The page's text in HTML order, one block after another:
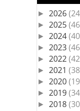
► 2026
► 2025
► 2024
► 2023
► 2022
► 2021
► 2020
► 2019
► 2018